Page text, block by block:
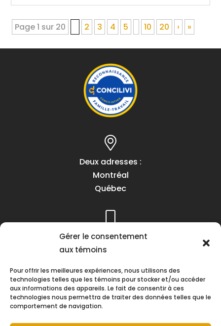
Gérer le consentement
aux témoins
Pour offrir les meilleures expériences, nous utilisons des
technologies telles que les témoins pour stocker et/ou accéder
aux informations des appareils. Le fait de consentir à ces
technologies nous permettra de traiter des données telles que le
comportement de navigation.
Page 1 sur 20 2 3 4 5 10 20 › »
Deux adresses :
Montréal
Québec
Téléphone :
(418) 622-1001
Heures d’ouverture :